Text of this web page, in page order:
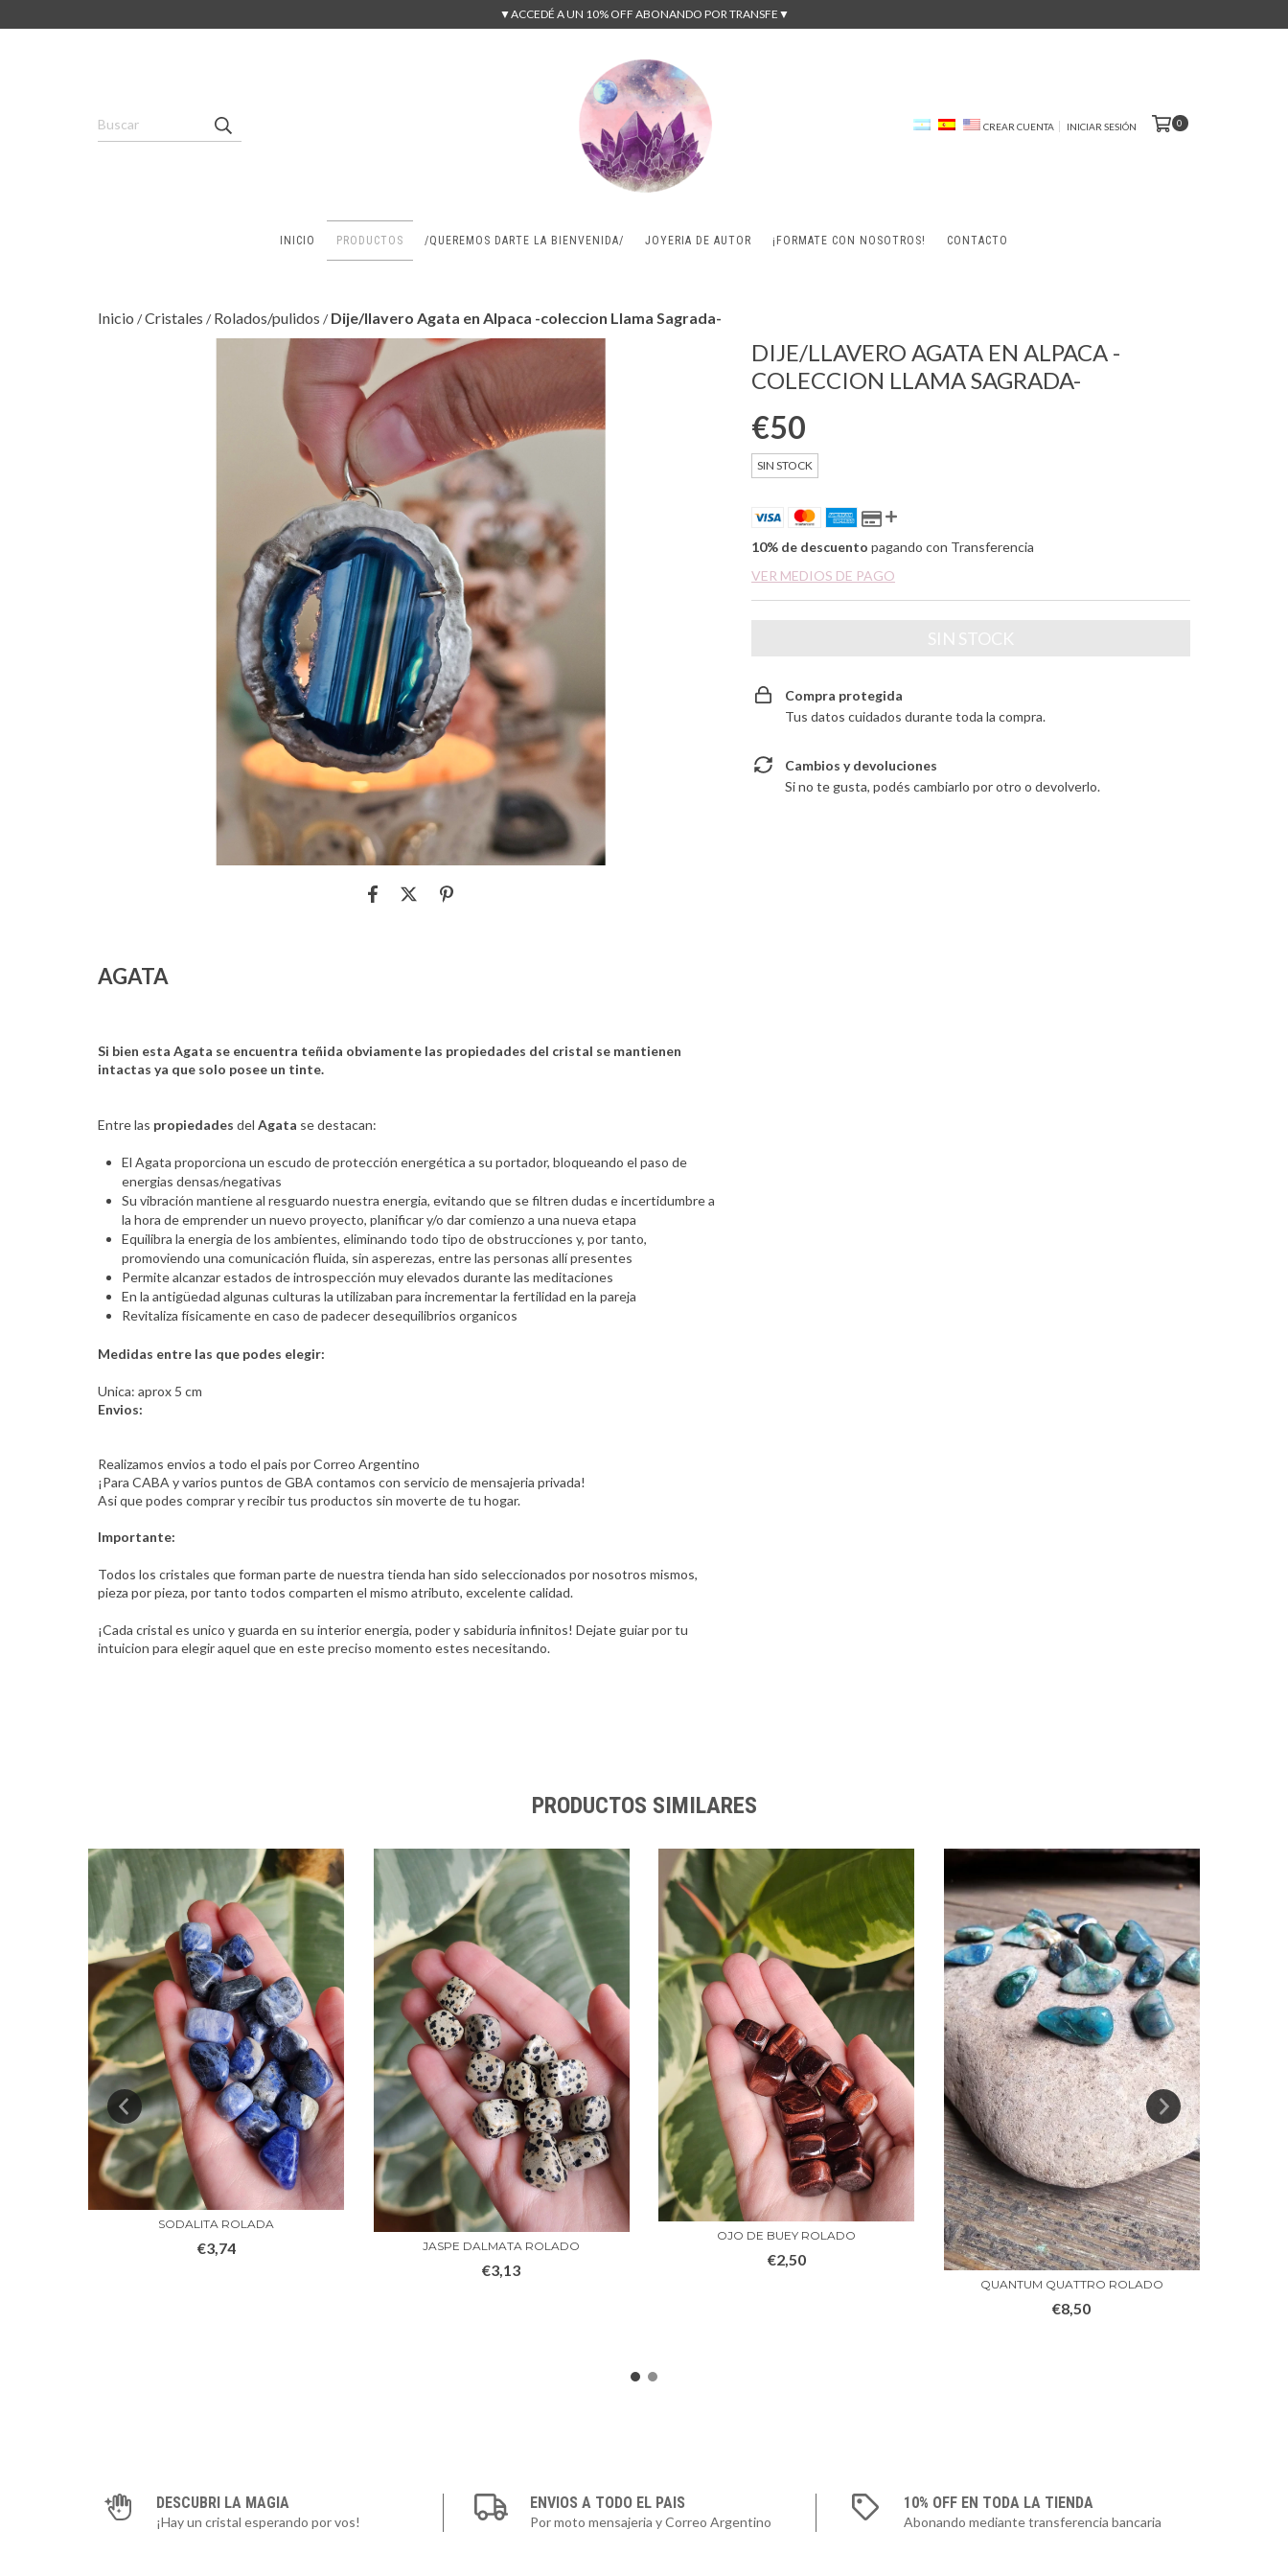
▼ACCEDÉ A UN 10% OFF ABONANDO POR TRANSFE▼
CREAR CUENTA INICIAR SESIÓN 0
INICIO PRODUCTOS /QUEREMOS DARTE LA BIENVENIDA/ JOYERIA DE AUTOR ¡FORMATE CON NOSOTROS! CONTACTO
Inicio /Cristales / Rolados/pulidos / Dije/llavero Agata en Alpaca -coleccion Llama Sagrada-
AGATA
Si bien esta Agata se encuentra teñida obviamente las propiedades del cristal se mantienen
intactas ya que solo posee un tinte.
Entre las propiedades del Agata se destacan:
El Agata proporciona un escudo de protección energética a su portador, bloqueando el paso de
energias densas/negativas
Su vibración mantiene al resguardo nuestra energia, evitando que se filtren dudas e incertidumbre a
la hora de emprender un nuevo proyecto, planificar y/o dar comienzo a una nueva etapa
Equilibra la energia de los ambientes, eliminando todo tipo de obstrucciones y, por tanto,
promoviendo una comunicación fluida, sin asperezas, entre las personas allí presentes
Permite alcanzar estados de introspección muy elevados durante las meditaciones
En la antigüedad algunas culturas la utilizaban para incrementar la fertilidad en la pareja
Revitaliza físicamente en caso de padecer desequilibrios organicos
Medidas entre las que podes elegir:
Unica: aprox 5 cm
Envios:
Realizamos envios a todo el pais por Correo Argentino
¡Para CABA y varios puntos de GBA contamos con servicio de mensajeria privada!
Asi que podes comprar y recibir tus productos sin moverte de tu hogar.
Importante:
Todos los cristales que forman parte de nuestra tienda han sido seleccionados por nosotros mismos,
pieza por pieza, por tanto todos comparten el mismo atributo, excelente calidad.
¡Cada cristal es unico y guarda en su interior energia, poder y sabiduria infinitos! Dejate guiar por tu
intuicion para elegir aquel que en este preciso momento estes necesitando.
DIJE/LLAVERO AGATA EN ALPACA -
COLECCION LLAMA SAGRADA-
€50
SIN STOCK
10% de descuento pagando con Transferencia
VER MEDIOS DE PAGO
Compra protegida
Tus datos cuidados durante toda la compra.
Cambios y devoluciones
Si no te gusta, podés cambiarlo por otro o devolverlo.
PRODUCTOS SIMILARES
SODALITA ROLADA
€3,74 JASPE DALMATA ROLADO
€3,13
OJO DE BUEY ROLADO
€2,50
QUANTUM QUATTRO ROLADO
€8,50
DESCUBRI LA MAGIA
¡Hay un cristal esperando por vos!
ENVIOS A TODO EL PAIS
Por moto mensajeria y Correo Argentino
10% OFF EN TODA LA TIENDA
Abonando mediante transferencia bancaria